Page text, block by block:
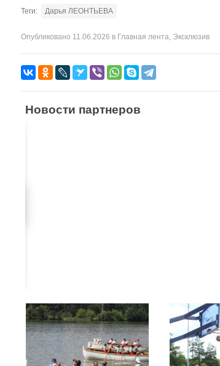
Теги: Дарья ЛЕОНТЬЕВА
Опубликовано 11.06.2026 в Главная лента, Эксклюзив
Новости партнеров